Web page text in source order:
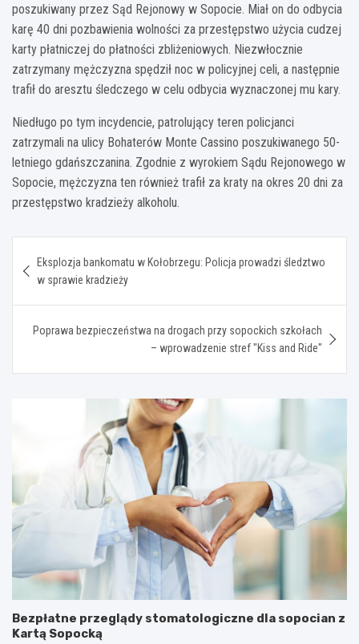
poszukiwany przez Sąd Rejonowy w Sopocie. Miał on do odbycia
karę 40 dni pozbawienia wolności za przestępstwo użycia cudzej
karty płatniczej do płatności zbliżeniowych. Niezwłocznie
zatrzymany mężczyzna spędził noc w policyjnej celi, a następnie
trafił do aresztu śledczego w celu odbycia wyznaczonej mu kary.
Niedługo po tym incydencie, patrolujący teren policjanci
zatrzymali na ulicy Bohaterów Monte Cassino poszukiwanego 50-
letniego gdańszczanina. Zgodnie z wyrokiem Sądu Rejonowego w
Sopocie, mężczyzna ten również trafił za kraty na okres 20 dni za
przestępstwo kradzieży alkoholu.
wpisu
Eksplozja bankomatu w Kołobrzegu: Policja prowadzi śledztwo
w sprawie kradzieży
Poprawa bezpieczeństwa na drogach przy sopockich szkołach
– wprowadzenie stref "Kiss and Ride"
Bezpłatne przeglądy stomatologiczne dla sopocian z
Kartą Sopocką